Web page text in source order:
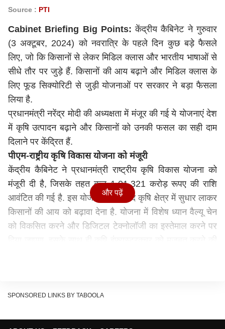
Source : PTI
Cabinet Briefing Big Points:केंद्रीय कैबिनेट ने गुरुवार
(3 अक्टूबर, 2024) को नवरात्रि के पहले दिन कुछ बड़े फैसले
लिए, जो कि किसानों से लेकर मिडिल क्लास और भारतीय भाषाओं से
सीधे तौर पर जुड़े हैं. किसानों की आय बढ़ाने और मिडिल क्लास के
लिए फूड सिक्योरिटी से जुड़ी योजनाओं पर सरकार ने बड़ा फैसला
लिया है.
प्रधानमंत्रीनरेंद्र मोदीकी अध्यक्षता में मंजूर की गई ये योजनाएं देश
में कृषि उत्पादन बढ़ाने और किसानों को उनकी फसल का सही दाम
दिलाने पर केंद्रित हैं.
पीएम-राष्ट्रीय कृषि विकास योजना को मंजूरी
केंद्रीय कैबिनेट ने प्रधानमंत्री राष्ट्रीय कृषि विकास योजना को
मंजूरी दी है, जिसके तहत कुल 1,01,321 करोड़ रूपए की राशि
आवंटित की गई है. इस योजना का मकसद कृषि क्षेत्र में सुधार लाकर
किसानों की आय को बढ़ावा देना है. योजना में विशेष ध्यान वैल्यू चेन
को विकसित करने और डिजिटल टेक्नोलॉजी का इस्तेमाल करने पर
तहत अगले छह वर्षों तक (FY31 तक) काम किया जाएगा. इसका
और पढ़ें
SPONSORED LINKS BY TABOOLA